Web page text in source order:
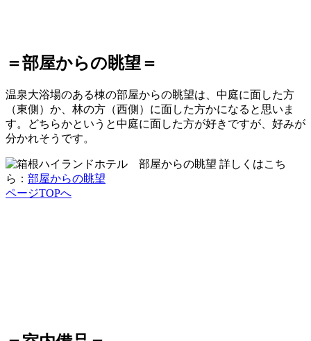
＝部屋からの眺望＝
温泉大浴場のある棟の部屋からの眺望は、中庭に面した方
（東側）か、林の方（西側）に面した方かになると思いま
す。どちらかというと中庭に面した方が好きですが、好みが
分かれそうです。
詳しくはこち
ら： 部屋からの眺望
ページTOPへ